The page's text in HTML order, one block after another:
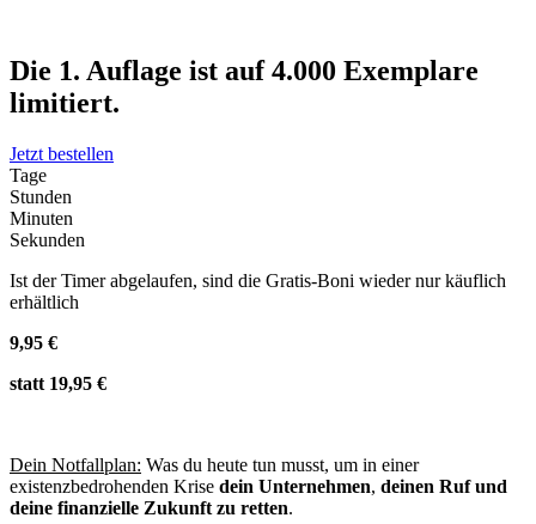
Die 1. Auflage ist auf 4.000 Exemplare
limitiert.
Jetzt bestellen
Tage
Stunden
Minuten
Sekunden
Ist der Timer abgelaufen, sind die Gratis-Boni wieder nur käuflich
erhältlich
9,95 €
statt 19,95 €
Dein Notfallplan: Was du heute tun musst, um in einer
existenzbedrohenden Krise dein Unternehmen, deinen Ruf und
deine finanzielle Zukunft zu retten.